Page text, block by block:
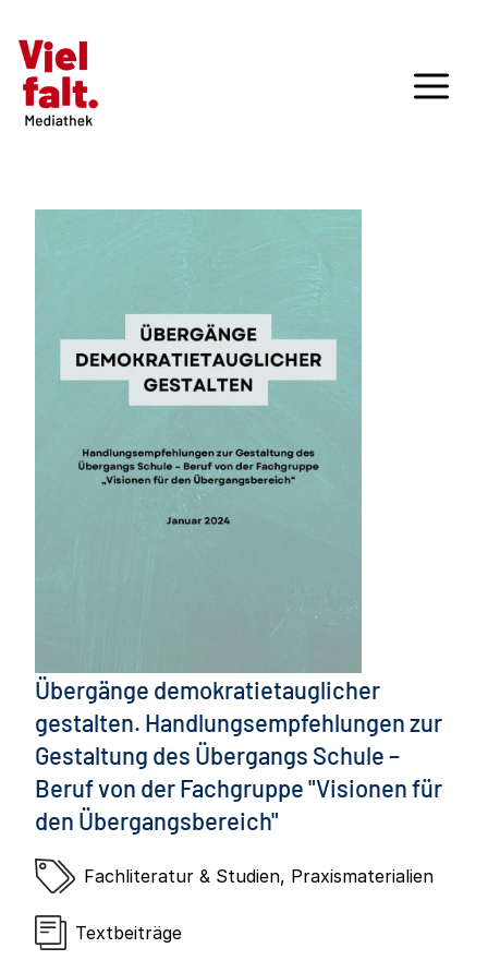
Übergänge demokratietauglicher
gestalten. Handlungsempfehlungen zur
Gestaltung des Übergangs Schule –
Beruf von der Fachgruppe "Visionen für
den Übergangsbereich"
Fachliteratur & Studien, Praxismaterialien
Textbeiträge